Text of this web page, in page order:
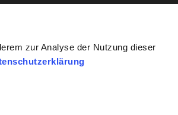
zur Analyse der Nutzung dieser